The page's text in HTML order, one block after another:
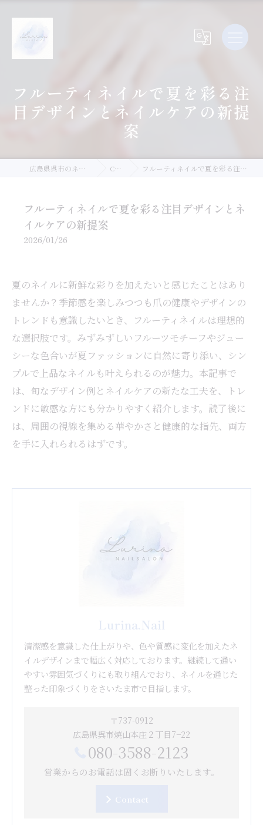
フルーティネイルで夏を彩る注
目デザインとネイルケアの新提
案
広島県呉市のネイルならLurina.Nail Column フルーティネイルで夏を彩る注目デザインとネイルケアの新提案
フルーティネイルで夏を彩る注目デザインとネ
イルケアの新提案
2026/01/26
夏のネイルに新鮮な彩りを加えたいと感じたことはあり
ませんか？季節感を楽しみつつも爪の健康やデザインの
トレンドも意識したいとき、フルーティネイルは理想的
な選択肢です。みずみずしいフルーツモチーフやジュー
シーな色合いが夏ファッションに自然に寄り添い、シン
プルで上品なネイルも叶えられるのが魅力。本記事で
は、旬なデザイン例とネイルケアの新たな工夫を、トレ
ンドに敏感な方にも分かりやすく紹介します。読了後に
は、周囲の視線を集める華やかさと健康的な指先、両方
を手に入れられるはずです。
Lurina.Nail
清潔感を意識した仕上がりや、色や質感に変化を加えたネ
イルデザインまで幅広く対応しております。継続して通い
やすい雰囲気づくりにも取り組んでおり、ネイルを通じた
整った印象づくりをさいたま市で目指します。
〒737-0912
広島県呉市焼山本庄２丁目7−22
080-3588-2123
営業からのお電話は固くお断りいたします。
Contact